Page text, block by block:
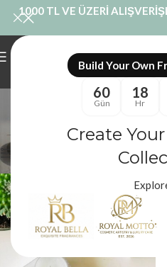
Build Your Own
60
Gün
18
Hr
Create
1000 TL VE ÜZERİ
Standart
Royal Mum
Ürünler “Standart